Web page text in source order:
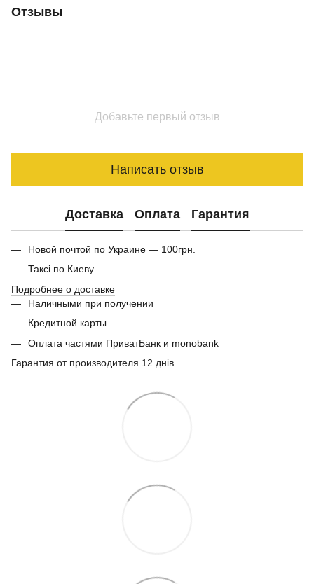
Отзывы
Добавьте первый отзыв
Написать отзыв
Доставка Оплата Гарантия
Новой почтой по Украине — 100грн.
Таксі по Киеву —
Подробнее о доставке
Наличными при получении
Кредитной карты
Оплата частями ПриватБанк и monobank
Гарантия от производителя 12 днів